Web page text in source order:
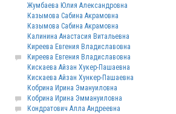
Жумбаева Юлия Александровна
Казымова Сабина Акрамовна
Казымова Сабина Акрамовна
Калинина Анастасия Витальевна
Киреева Евгения Владиславовна
Киреева Евгения Владиславовна
Кискаева Айзан Хукер-Пашаевна
Кискаева Айзан Хункер-Пашаевна
Кобрина Ирина Эмануиловна
Кобрина Ирина Эммануиловна
Кондратович Алла Андреевна